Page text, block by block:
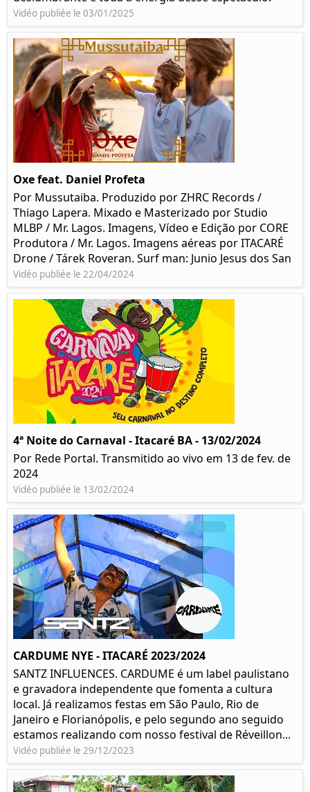
Vidéo publiée le 03/01/2025
Oxe feat. Daniel Profeta
Por Mussutaiba. Produzido por ZHRC Records /
Thiago Lapera. Mixado e Masterizado por Studio
MLBP / Mr. Lagos. Imagens, Vídeo e Edição por CORE
Produtora / Mr. Lagos. Imagens aéreas por ITACARÉ
Drone / Tárek Roveran. Surf man: Junio Jesus dos San
Vidéo publiée le 22/04/2024
4ª Noite do Carnaval - Itacaré BA - 13/02/2024
Por Rede Portal. Transmitido ao vivo em 13 de fev. de
2024
Vidéo publiée le 13/02/2024
CARDUME NYE - ITACARÉ 2023/2024
SANTZ INFLUENCES. CARDUME é um label paulistano
e gravadora independente que fomenta a cultura
local. Já realizamos festas em São Paulo, Rio de
Janeiro e Florianópolis, e pelo segundo ano seguido
estamos realizando com nosso festival de Réveillon...
Vidéo publiée le 29/12/2023